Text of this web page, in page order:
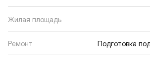
Жилая площадь
Ремонт Подготовка